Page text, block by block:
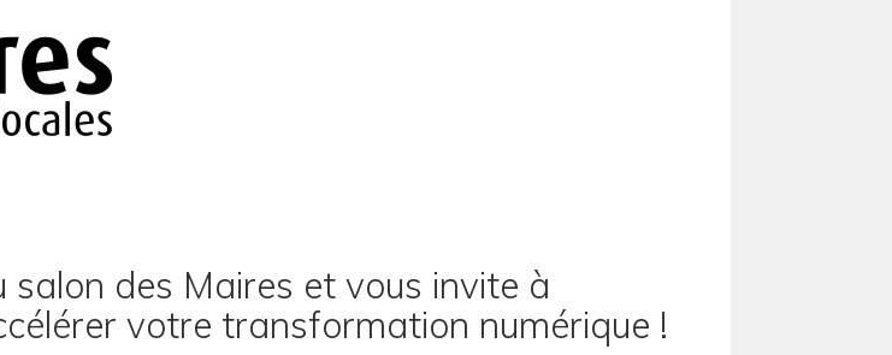
des Maires et vous invite à
votre transformation numérique !